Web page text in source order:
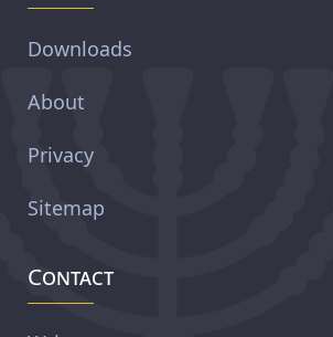
Downloads
About
Privacy
Sitemap
Contact